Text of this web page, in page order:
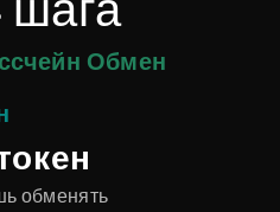
Обмен
обменять